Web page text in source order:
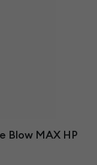
Blow MAX HP